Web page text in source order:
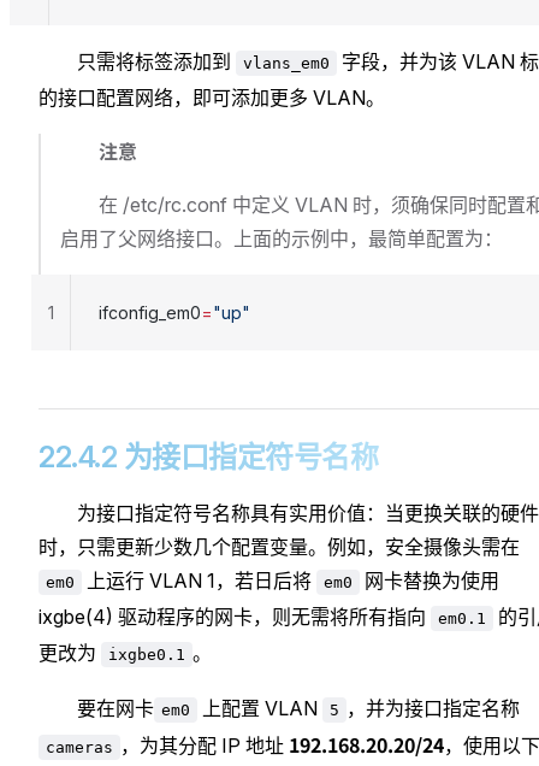
只需将标签添加到 vlans_em0
字段，并为该 VLAN
的接口配置网络，即可添加更多 VLAN。
注意
在 /etc/rc.conf 中定义 VLAN 时，须确保同时配置
启用了父网络接口。上面的示例中，最简单配置为：
ifconfig_em0="up"
1
22.4.2 为接口指定符号名称
为接口指定符号名称具有实用价值：当更换关联的硬件
时，只需更新少数几个配置变量。例如，安全摄像头需在
em0 上运行 VLAN 1，若日后将 em0
网卡替换为使用
ixgbe(4) 驱动程序的网卡，则无需将所有指向
em0.1
的
更改为
ixgbe0.1 。
要在网卡 em0 上配置 VLAN 5 ，并为接口指定名称
cameras ，为其分配 IP 地址 192.168.20.20/24，使用以下